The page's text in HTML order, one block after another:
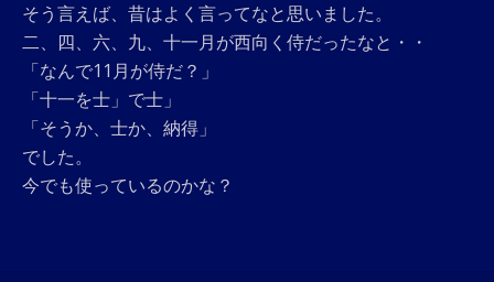
そう言えば、昔はよく言ってなと思いました。
二、四、六、九、十一月が西向く侍だったなと・・
「なんで11月が侍だ？」
「十一を士」で士」
「そうか、士か、納得」
でした。
今でも使っているのかな？